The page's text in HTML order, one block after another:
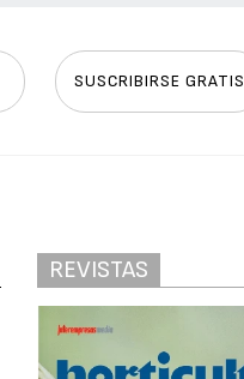
SUSCRIBIRSE GRATIS
REVISTAS